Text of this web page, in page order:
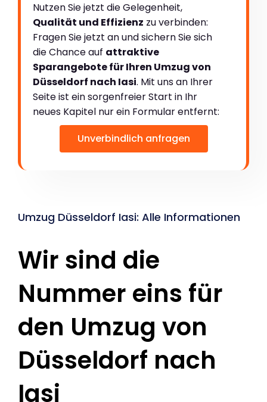
Nutzen Sie jetzt die Gelegenheit,
Qualität und Effizienz zu verbinden:
Fragen Sie jetzt an und sichern Sie sich
die Chance auf attraktive
Sparangebote für Ihren Umzug von
Düsseldorf nach Iasi. Mit uns an Ihrer
Seite ist ein sorgenfreier Start in Ihr
neues Kapitel nur ein Formular entfernt:
Unverbindlich anfragen
Umzug Düsseldorf Iasi: Alle Informationen
Wir sind die
Nummer eins für
den Umzug von
Düsseldorf nach
Iasi